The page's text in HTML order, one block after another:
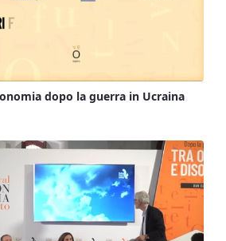
dopo la guerra in Ucraina